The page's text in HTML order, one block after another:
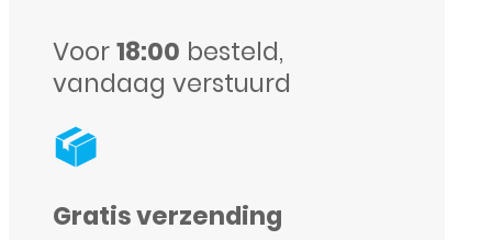
Voor18:00 besteld,
vandaag verstuurd
Gratis verzending